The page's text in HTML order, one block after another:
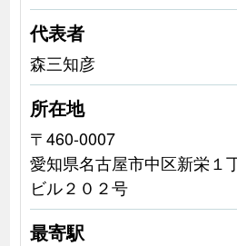
代表者
森三知彦
所在地
〒460-0007
愛知県名古屋市中区新栄１
ビル２０２号
最寄駅